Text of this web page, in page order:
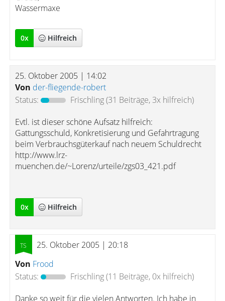
Wassermaxe
0x Hilfreich
25. Oktober 2005 | 14:02
Von der-fliegende-robert
Status:
Frischling(31 Beiträge, 3x hilfreich)
Evtl. ist dieser schöne Aufsatz hilfreich:
Gattungsschuld, Konkretisierung und Gefahrtragung
beim Verbrauchsgüterkauf nach neuem Schuldrecht
http://www.lrz-
muenchen.de/~Lorenz/urteile/zgs03_421.pdf
0x Hilfreich
25. Oktober 2005 | 20:18
Von Frood
Status:
Frischling(11 Beiträge, 0x hilfreich)
Danke so weit für die vielen Antworten. Ich habe in